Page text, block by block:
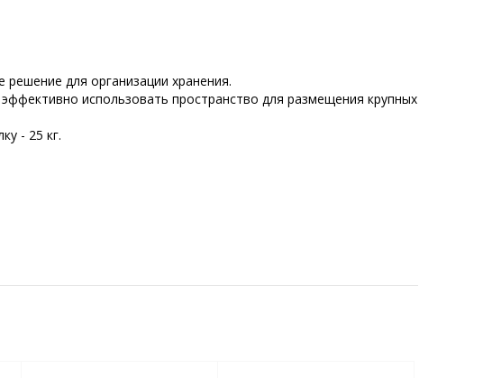
для организации хранения.
использовать пространство для размещения крупных
- 25 кг.